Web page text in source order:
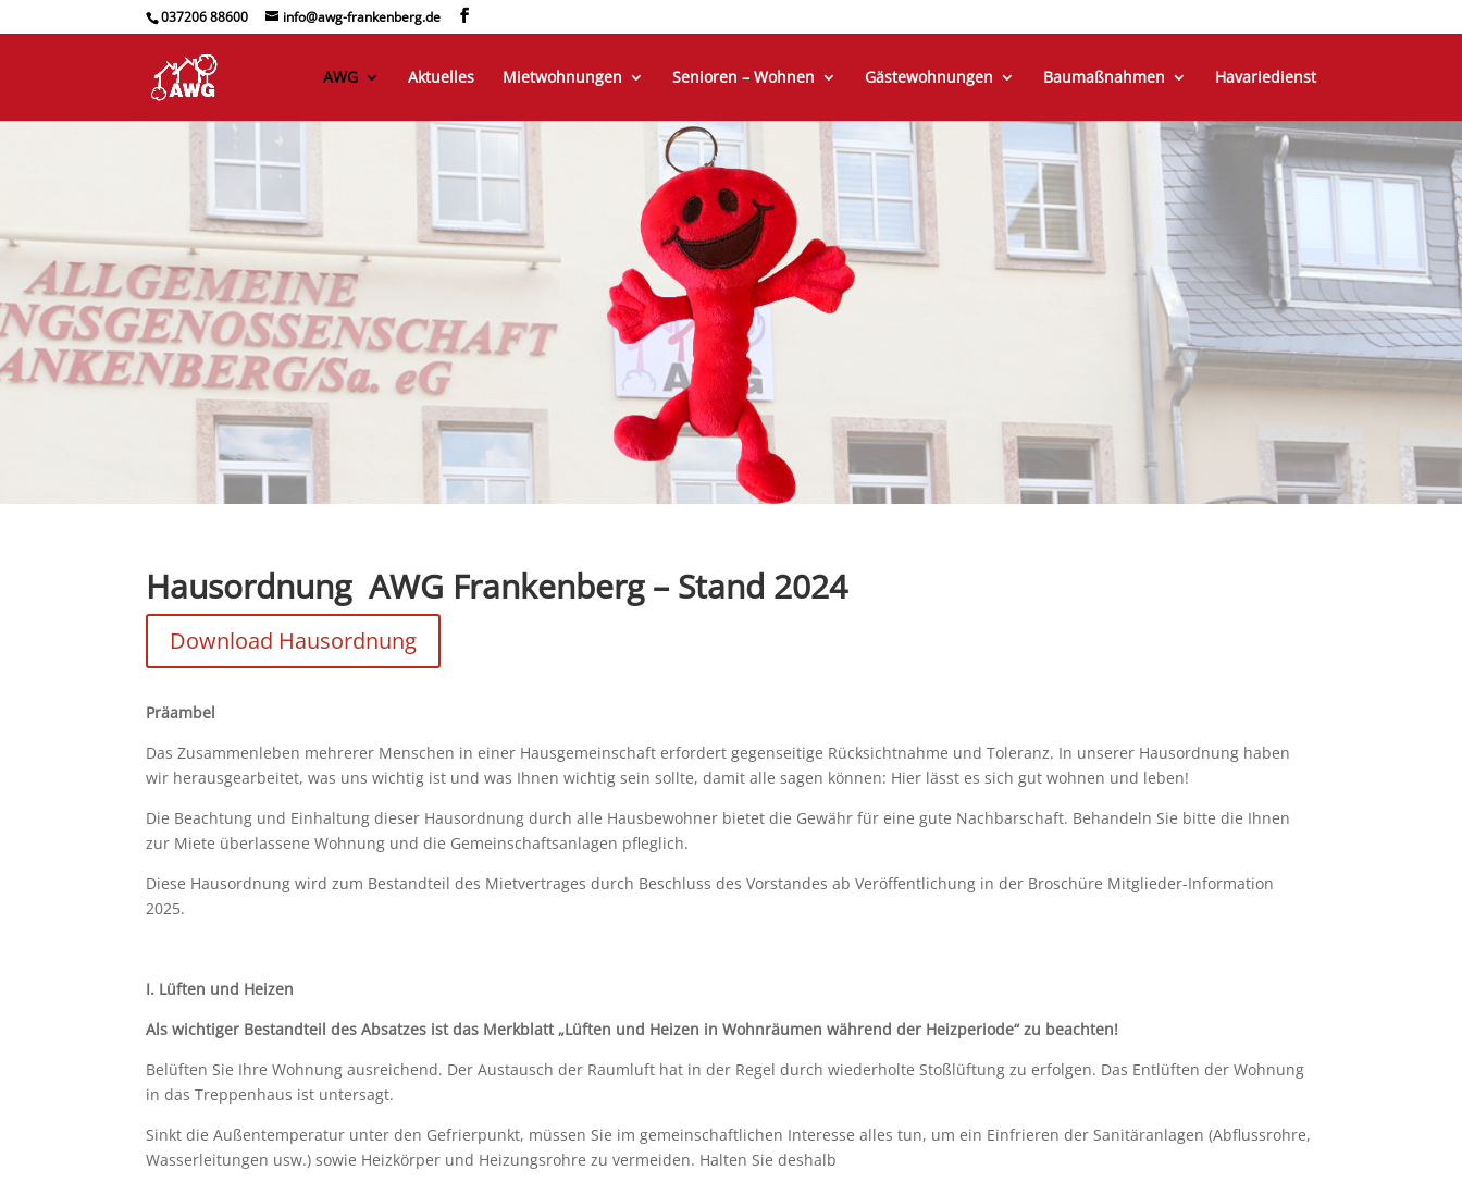
037206 88600 info@awg-frankenberg.de
AWG Aktuelles Mietwohnungen Senioren – Wohnen Gästewohnungen Baumaßnahmen Havariedienst
Hausordnung AWG Frankenberg – Stand 2024
Download Hausordnung
Präambel
Das Zusammenleben mehrerer Menschen in einer Hausgemeinschaft erfordert gegenseitige Rücksichtnahme und Toleranz. In unserer Hausordnung haben
wir herausgearbeitet, was uns wichtig ist und was Ihnen wichtig sein sollte, damit alle sagen können: Hier lässt es sich gut wohnen und leben!
Die Beachtung und Einhaltung dieser Hausordnung durch alle Hausbewohner bietet die Gewähr für eine gute Nachbarschaft. Behandeln Sie bitte die Ihnen
zur Miete überlassene Wohnung und die Gemeinschaftsanlagen pfleglich.
Diese Hausordnung wird zum Bestandteil des Mietvertrages durch Beschluss des Vorstandes ab Veröffentlichung in der Broschüre Mitglieder-Information
2025.
I. Lüften und Heizen
Als wichtiger Bestandteil des Absatzes ist das Merkblatt „Lüften und Heizen in Wohnräumen während der Heizperiode“ zu beachten!
Belüften Sie Ihre Wohnung ausreichend. Der Austausch der Raumluft hat in der Regel durch wiederholte Stoßlüftung zu erfolgen. Das Entlüften der Wohnung
in das Treppenhaus ist untersagt.
Sinkt die Außentemperatur unter den Gefrierpunkt, müssen Sie im gemeinschaftlichen Interesse alles tun, um ein Einfrieren der Sanitäranlagen (Abflussrohre,
Wasserleitungen usw.) sowie Heizkörper und Heizungsrohre zu vermeiden. Halten Sie deshalb